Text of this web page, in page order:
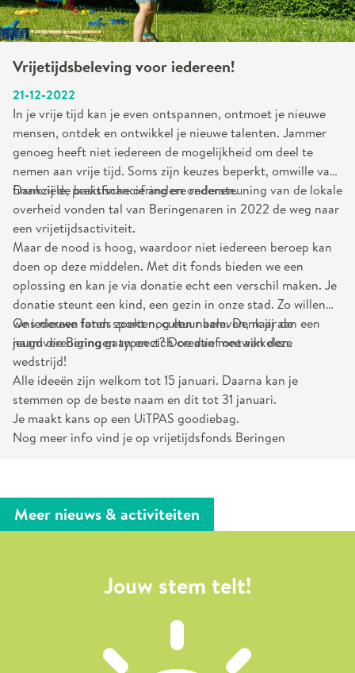
Vrijetijdsbeleving voor iedereen!
21-12-2022
In je vrije tijd kan je even ontspannen, ontmoet je nieuwe
mensen, ontdek en ontwikkel je nieuwe talenten. Jammer
genoeg heeft niet iedereen de mogelijkheid om deel te
nemen aan vrije tijd. Soms zijn keuzes beperkt, omwille van
financiële, praktische of andere redenen.
Dankzij de basisfinanciering en ondersteuning van de lokale
overheid vonden tal van Beringenaren in 2022 de weg naar
een vrijetijdsactiviteit.
Maar de nood is hoog, waardoor niet iedereen beroep kan
doen op deze middelen. Met dit fonds bieden we een
oplossing en kan je via donatie echt een verschil maken. Je
donatie steunt een kind, een gezin in onze stad. Zo willen
we iedereen laten sporten, cultuur beleven, naar de
jeugdvereniging gaan en zich creatief ontwikkelen.
Ons nieuwe fonds zoekt nog een naam. Denk jij aan een
naam die Beringen typeert? Doe dan mee aan deze
wedstrijd!
Alle ideeën zijn welkom tot 15 januari. Daarna kan je
stemmen op de beste naam en dit tot 31 januari.
Je maakt kans op een UiTPAS goodiebag.
Nog meer info vind je op vrijetijdsfonds Beringen
Meer nieuws & activiteiten
Jouw stem telt!